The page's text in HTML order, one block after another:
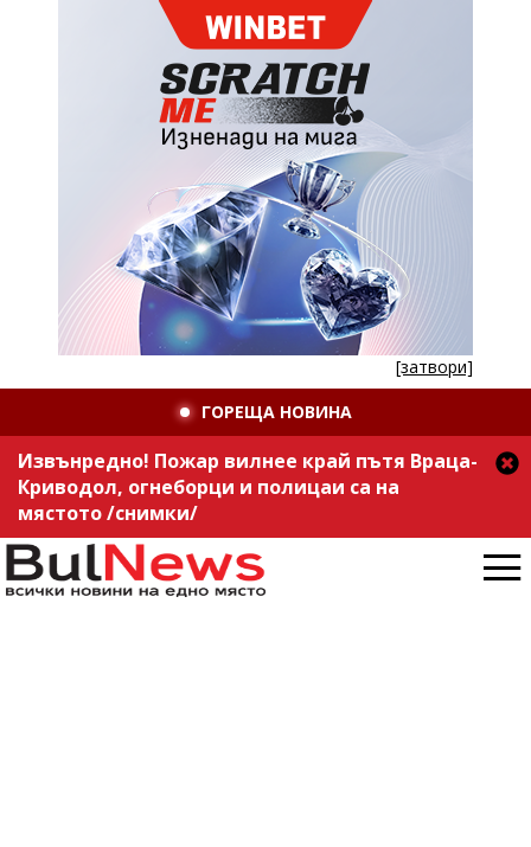
[затвори]
ГОРЕЩА НОВИНА
Извънредно! Пожар вилнее край пътя Враца-
Криводол, огнеборци и полицаи са на
мястото /снимки/